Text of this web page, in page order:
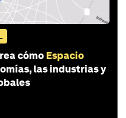
cómo Espacio
las industrias y